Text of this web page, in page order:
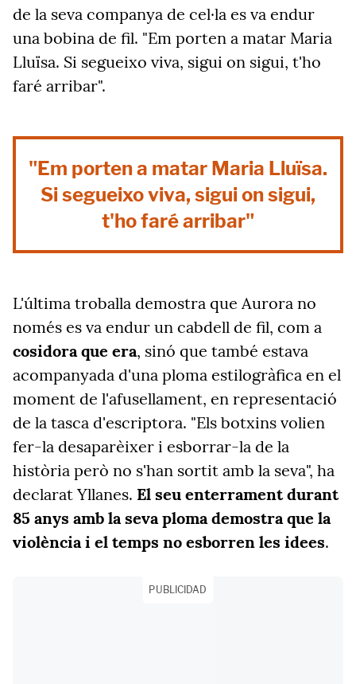
de la seva companya de cel·la es va endur
una bobina de fil. "Em porten a matar Maria
Lluïsa. Si segueixo viva, sigui on sigui, t'ho
faré arribar".
"Em porten a matar Maria Lluïsa.
Si segueixo viva, sigui on sigui,
t'ho faré arribar"
L'última troballa demostra que Aurora no
només es va endur un cabdell de fil, com a
cosidora que era, sinó que també estava
acompanyada d'una ploma estilogràfica en el
moment de l'afusellament, en representació
de la tasca d'escriptora. "Els botxins volien
fer-la desaparèixer i esborrar-la de la
història però no s'han sortit amb la seva", ha
declarat Yllanes. El seu enterrament durant
85 anys amb la seva ploma demostra que la
violència i el temps no esborren les idees.
PUBLICIDAD